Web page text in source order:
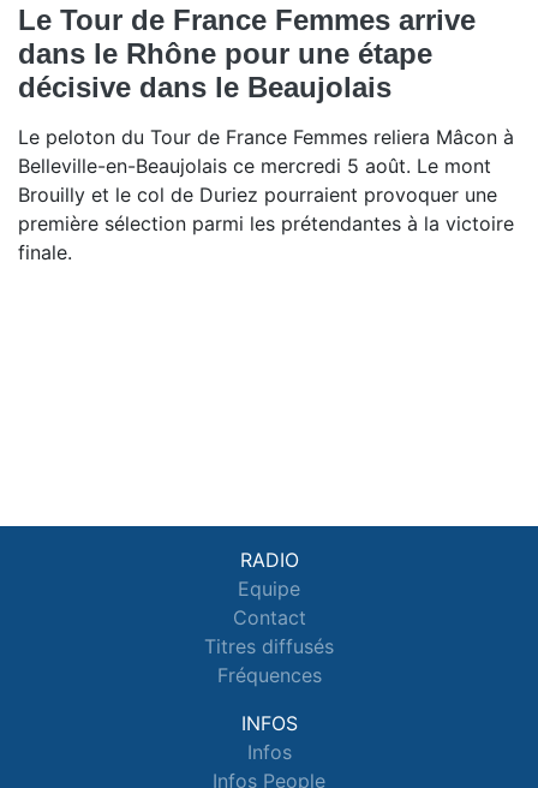
Le Tour de France Femmes arrive
dans le Rhône pour une étape
décisive dans le Beaujolais
Le peloton du Tour de France Femmes reliera Mâcon à
Belleville-en-Beaujolais ce mercredi 5 août. Le mont
Brouilly et le col de Duriez pourraient provoquer une
première sélection parmi les prétendantes à la victoire
finale.
RADIO
Equipe
Contact
Titres diffusés
Fréquences
INFOS
Infos
Infos People